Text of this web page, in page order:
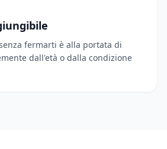
fermarti è alla portata di
dall'età o dalla condizione